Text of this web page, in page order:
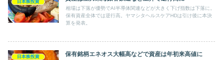
日本株投資
相場は下落が優勢でAI半導体関連などが大きく下げ指数は下落に。
保有資産全体では逆行高。ヤマシタヘルスケアHDは引け後に本決
算を発表。
日本株投資 保有銘柄エネオス大幅高などで資産は年初来高値に